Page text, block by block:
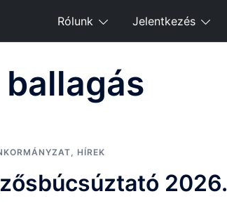
Rólunk Jelentkezés
ballagás
, HÍREK
2026.